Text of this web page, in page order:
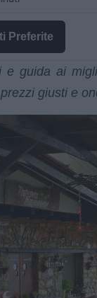
Preferite
e guida ai
giusti e